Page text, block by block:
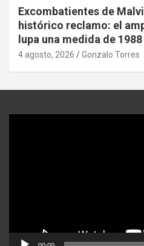
Excombatientes de
histórico reclamo: el
lupa una medida de 1988
4 agosto, 2026 Gonzalo Torres